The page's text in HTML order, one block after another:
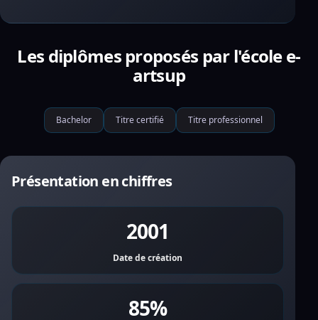
Les diplômes proposés par l'école e-
artsup
Bachelor Titre certifié Titre professionnel
Présentation en chiffres
2001
Date de création
85%